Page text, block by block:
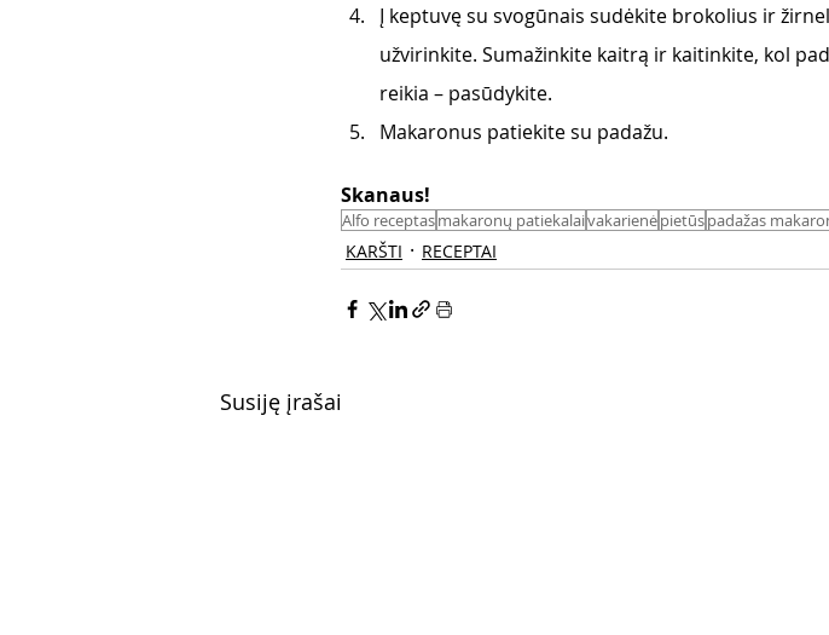
Į keptuvę su svogūnais sudėkite brokolius ir
užvirinkite. Sumažinkite kaitrą ir kaitinkite, kol
reikia – pasūdykite.
Makaronus patiekite su padažu.
Skanaus!
Alfo receptasmakaronų patiekalaivakarienėpietūspadažas
KARŠTI RECEPTAI
Susiję įrašai